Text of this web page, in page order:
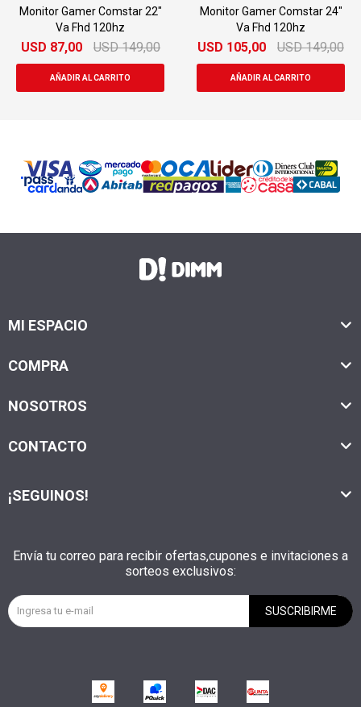
Monitor Gamer Comstar 24"
Va Fhd 120hz
USD 105,00 USD 149,00
Monitor Led Xiaomi 21.5" Fhd
75hz
USD 108,00 USD 129,00
MI ESPACIO
COMPRA
NOSOTROS
CONTACTO
Envía tu correo para recibir ofertas,cupones e invitaciones a
sorteos exclusivos:
SUSCRIBIRME
¡SEGUINOS!